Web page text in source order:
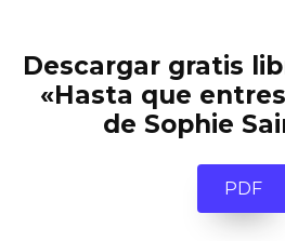
Descargar gratis
«Hasta que
de Sophie
PDF